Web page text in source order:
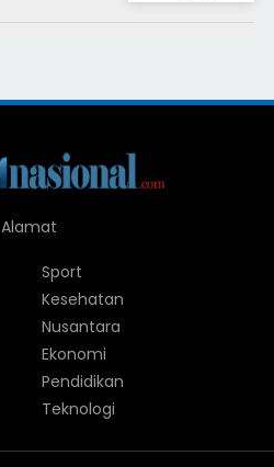
Alamat
Sport
Kesehatan
Nusantara
Ekonomi
Pendidikan
Teknologi